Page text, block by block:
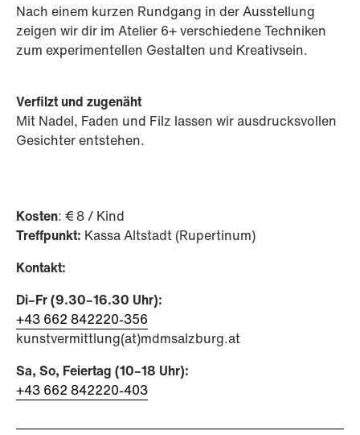
Nach einem kurzen Rundgang in der Ausstellung
zeigen wir dir im Atelier 6+ verschiedene Techniken
zum experimentellen Gestalten und Kreativsein.
Verfilzt und zugenäht
Mit Nadel, Faden und Filz lassen wir ausdrucksvollen
Gesichter entstehen.
Kosten: € 8 / Kind
Treffpunkt: Kassa Altstadt (Rupertinum)
Kontakt:
Di–Fr (9.30–16.30 Uhr):
+43 662 842220-356
kunstvermittlung(at)mdmsalzburg.at
Sa, So, Feiertag (10–18 Uhr):
+43 662 842220-403